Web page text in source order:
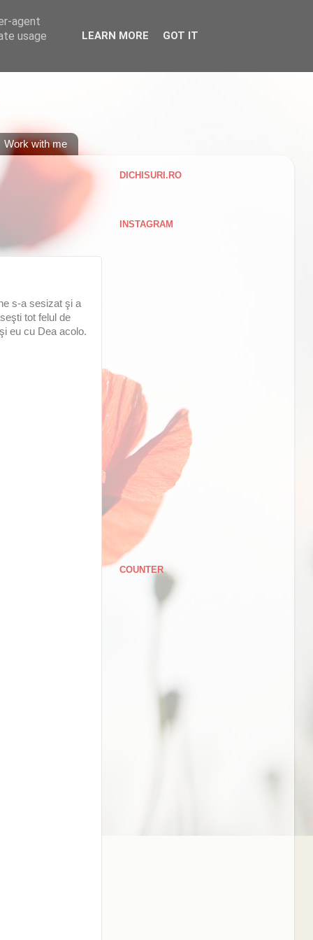
Work with me
s-a sesizat şi a
tot felul de
eu cu Dea acolo.
DICHISURI.RO
INSTAGRAM
COUNTER
agent
usage
LEARN MORE GOT IT